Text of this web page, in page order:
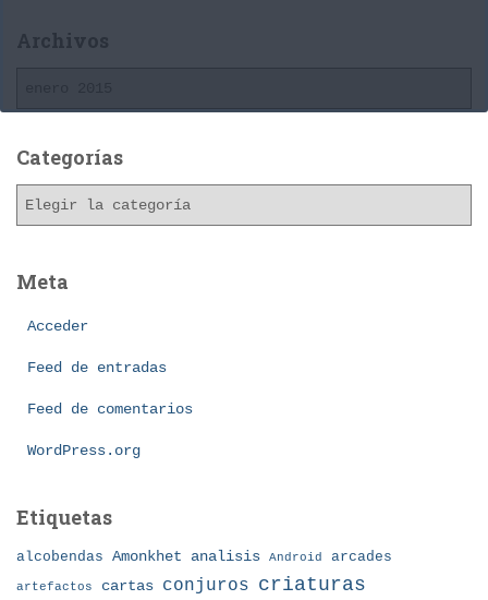
Archivos
h
o
Categorías
g
Meta
Acceder
Feed de entradas
Feed de comentarios
WordPress.org
Etiquetas
alcobendas Amonkhet analisis Android arcades
artefactos cartas conjuros criaturas